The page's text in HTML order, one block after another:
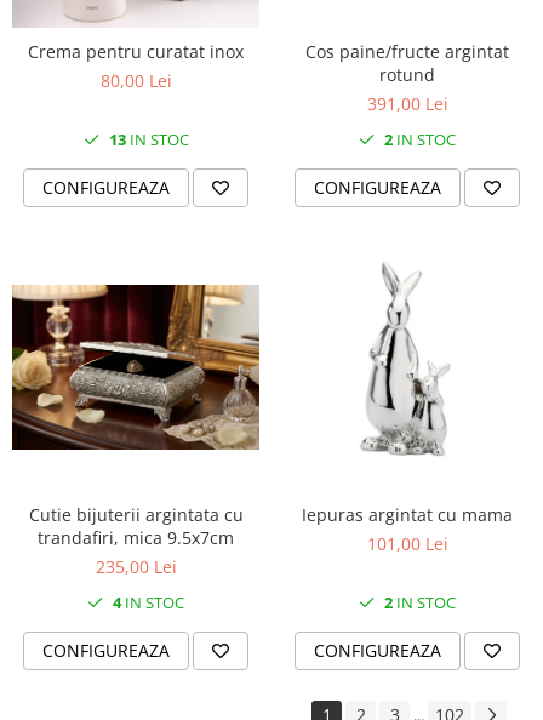
Crema pentru curatat inox
80,00 Lei
13IN STOC
CONFIGUREAZA
Cos paine/fructe argintat
rotund
391,00 Lei
2 IN STOC
CONFIGUREAZA
Cutie bijuterii argintata cu
trandafiri, mica 9.5x7cm
235,00 Lei
4IN STOC
CONFIGUREAZA
Iepuras argintat cu mama
101,00 Lei
2 IN STOC
CONFIGUREAZA
1 2 3 ... 102